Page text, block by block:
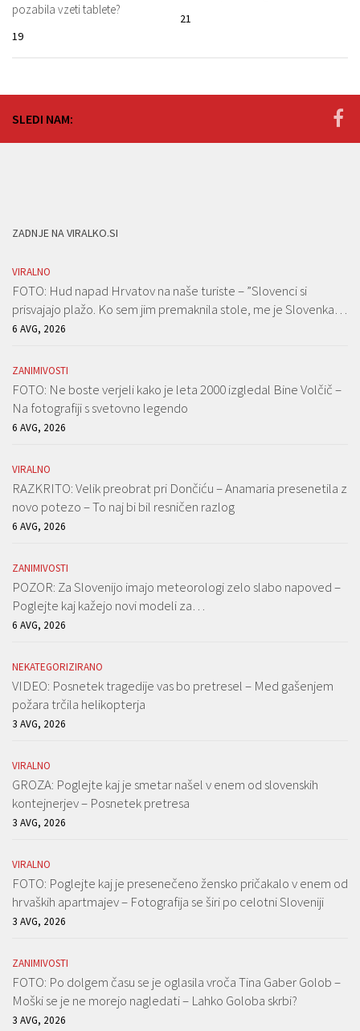
pozabila vzeti tablete?
19
21
SLEDI NAM:
ZADNJE NA VIRALKO.SI
VIRALNO
FOTO: Hud napad Hrvatov na naše turiste – ”Slovenci si
prisvajajo plažo. Ko sem jim premaknila stole, me je Slovenka…
6 AVG, 2026
ZANIMIVOSTI
FOTO: Ne boste verjeli kako je leta 2000 izgledal Bine Volčič –
Na fotografiji s svetovno legendo
6 AVG, 2026
VIRALNO
RAZKRITO: Velik preobrat pri Dončiću – Anamaria presenetila z
novo potezo – To naj bi bil resničen razlog
6 AVG, 2026
ZANIMIVOSTI
POZOR: Za Slovenijo imajo meteorologi zelo slabo napoved –
Poglejte kaj kažejo novi modeli za…
6 AVG, 2026
NEKATEGORIZIRANO
VIDEO: Posnetek tragedije vas bo pretresel – Med gašenjem
požara trčila helikopterja
3 AVG, 2026
VIRALNO
GROZA: Poglejte kaj je smetar našel v enem od slovenskih
kontejnerjev – Posnetek pretresa
3 AVG, 2026
VIRALNO
FOTO: Poglejte kaj je presenečeno žensko pričakalo v enem od
hrvaških apartmajev – Fotografija se širi po celotni Sloveniji
3 AVG, 2026
ZANIMIVOSTI
FOTO: Po dolgem času se je oglasila vroča Tina Gaber Golob –
Moški se je ne morejo nagledati – Lahko Goloba skrbi?
3 AVG, 2026